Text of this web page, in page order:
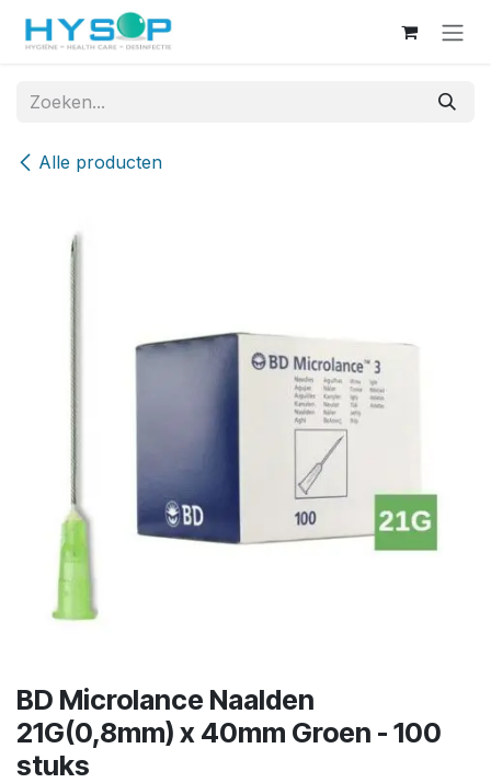
Overslaan naar inhoud
Alle producten
BD Microlance Naalden
21G(0,8mm) x 40mm Groen - 100
stuks